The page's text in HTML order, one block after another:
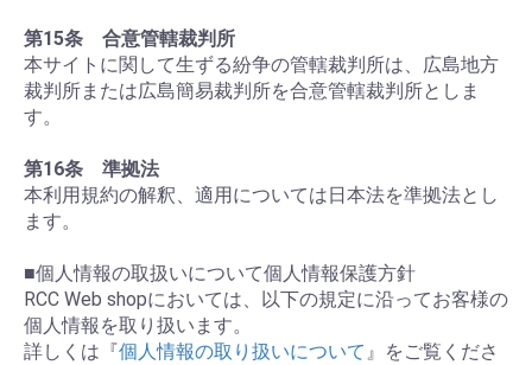
第15条 合意管轄裁判所
本サイトに関して生ずる紛争の管轄裁判所は、広島地方
裁判所または広島簡易裁判所を合意管轄裁判所としま
す。
第16条 準拠法
本利用規約の解釈、適用については日本法を準拠法とし
ます。
■個人情報の取扱いについて個人情報保護方針
RCC Web shopにおいては、以下の規定に沿ってお客様の
個人情報を取り扱います。
詳しくは『個人情報の取り扱いについて 』をご覧くださ